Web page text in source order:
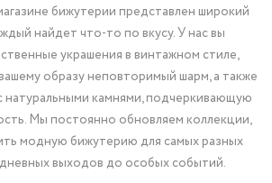
бижутерии представлен широкий
найдет что-то по вкусу. У нас вы
украшения в винтажном стиле,
образу неповторимый шарм, а также
натуральными камнями, подчеркивающую
Мы постоянно обновляем коллекции,
модную бижутерию для самых разных
выходов до особых событий.